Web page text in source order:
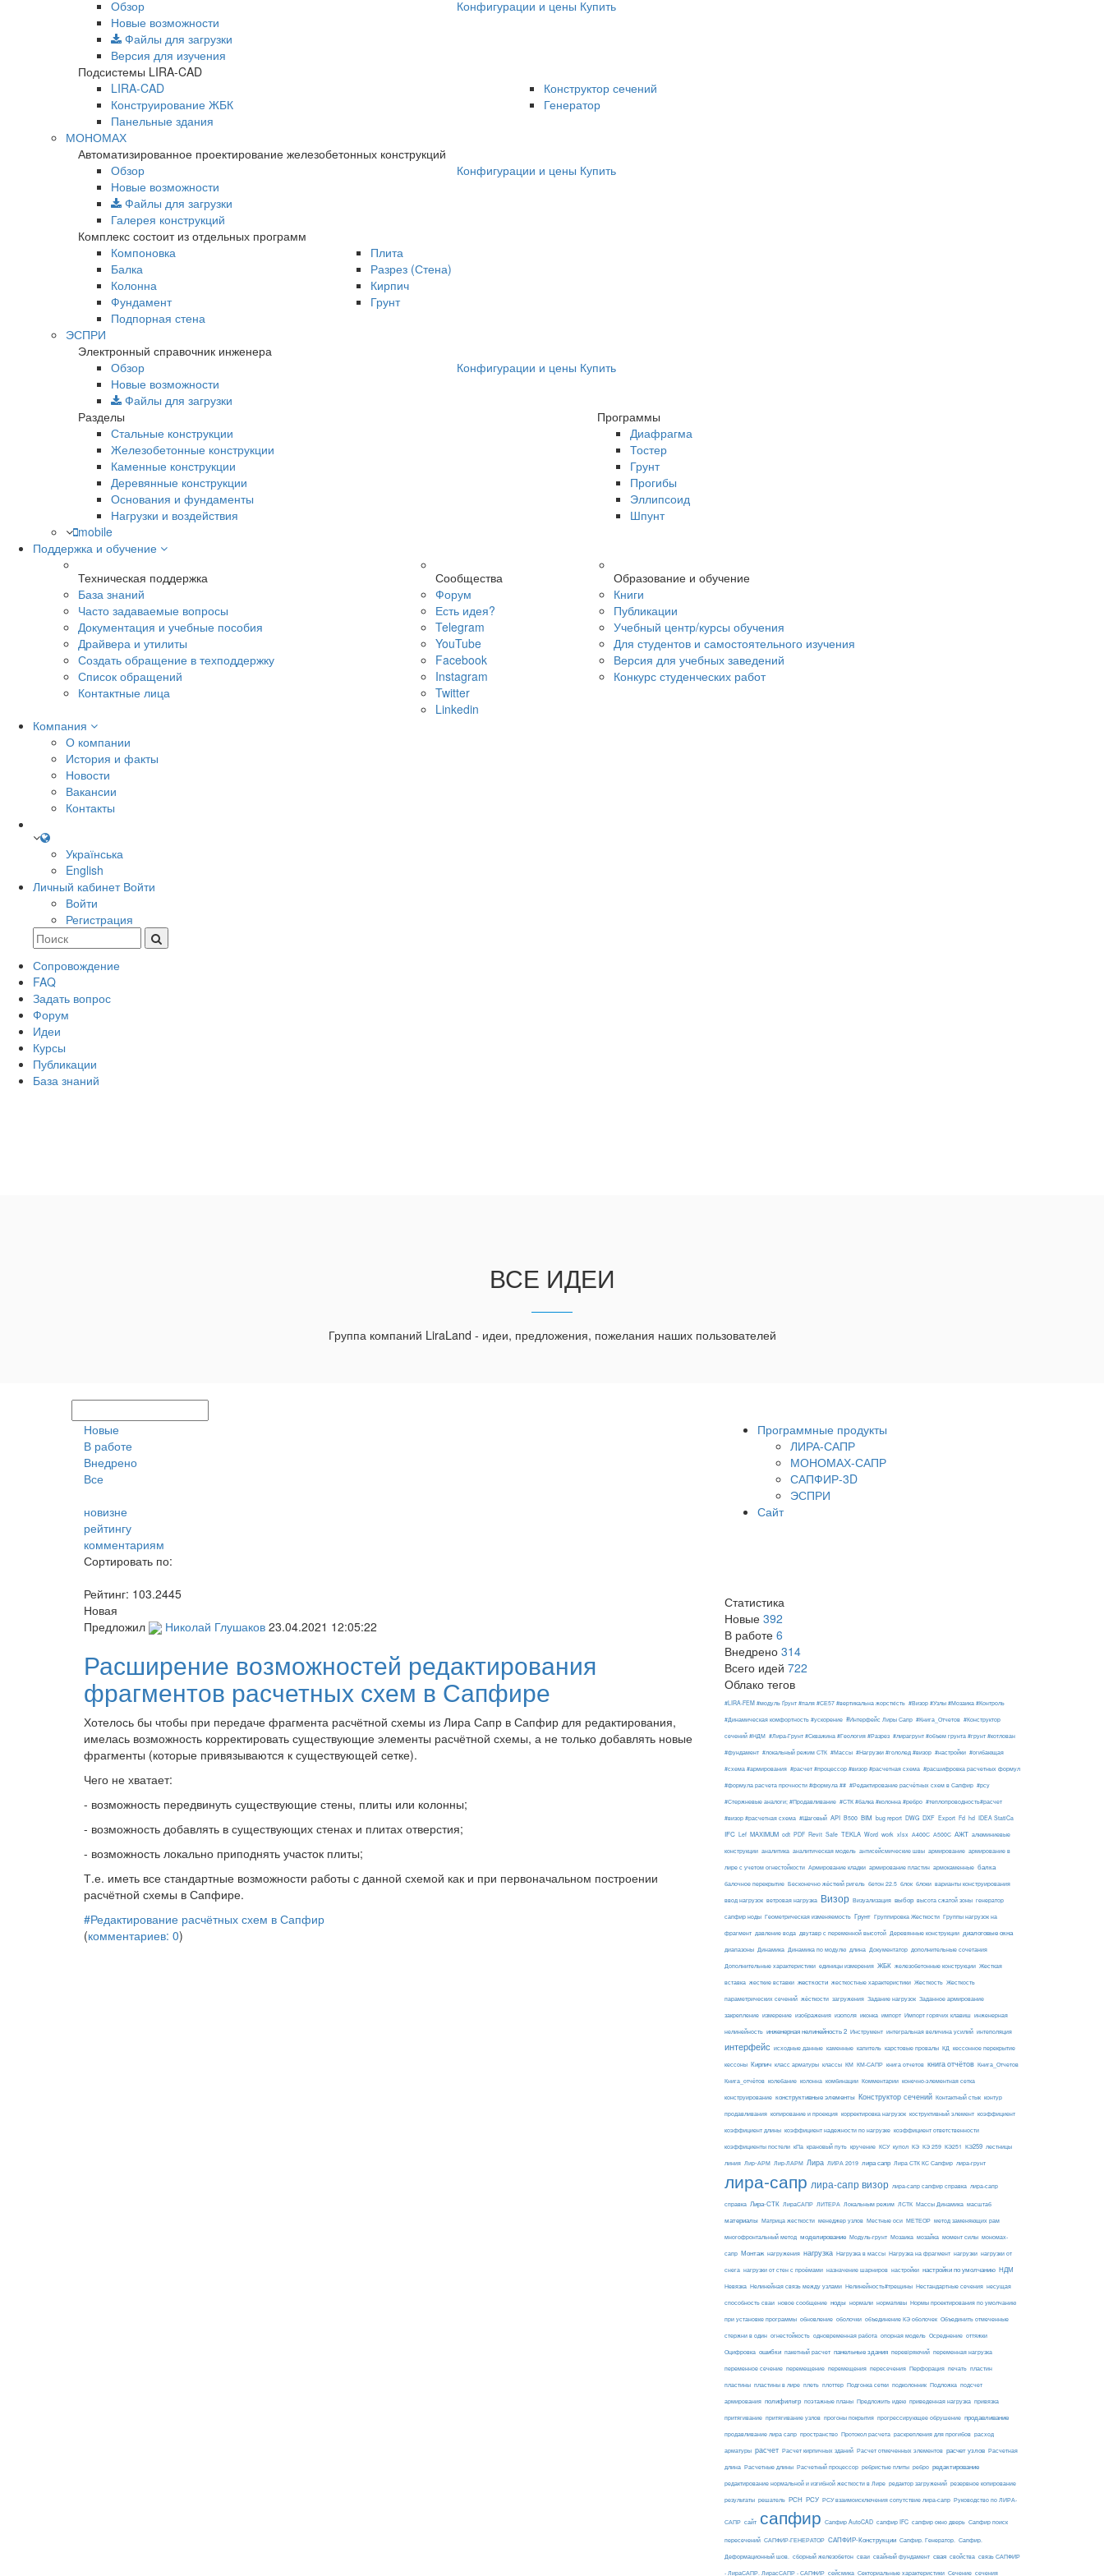
Обзор
Новые возможности
Файлы для загрузки
Версия для изучения
Конфигурации и цены Купить
Подсистемы LIRA-CAD
LIRA-CAD
Конструирование ЖБК
Панельные здания
Конструктор сечений
Генератор
МОНОМАХ
Автоматизированное проектирование железобетонных конструкций
Обзор
Новые возможности
Файлы для загрузки
Галерея конструкций
Конфигурации и цены Купить
Комплекс состоит из отдельных программ
Компоновка
Балка
Колонна
Фундамент
Подпорная стена
Плита
Разрез (Стена)
Кирпич
Грунт
ЭСПРИ
Электронный справочник инженера
Обзор
Новые возможности
Файлы для загрузки
Конфигурации и цены Купить
Разделы
Программы
Стальные конструкции
Железобетонные конструкции
Каменные конструкции
Деревянные конструкции
Основания и фундаменты
Нагрузки и воздействия
Диафрагма
Тостер
Грунт
Прогибы
Эллипсоид
Шпунт
mobile
Поддержка и обучение
Техническая поддержка
База знаний
Часто задаваемые вопросы
Документация и учебные пособия
Драйвера и утилиты
Создать обращение в техподдержку
Список обращений
Контактные лица
Сообщества
Форум
Есть идея?
Telegram
YouTube
Facebook
Instagram
Twitter
Linkedin
Образование и обучение
Книги
Публикации
Учебный центр/курсы обучения
Для студентов и самостоятельного изучения
Версия для учебных заведений
Конкурс студенческих работ
Компания
О компании
История и факты
Новости
Вакансии
Контакты
Українська
English
Личный кабинет Войти
Войти
Регистрация
Сопровождение
FAQ
Задать вопрос
Форум
Идеи
Курсы
Публикации
База знаний
ВСЕ ИДЕИ
Группа компаний LiraLand - идеи, предложения, пожелания наших пользователей
Новые
В работе
Внедрено
Все
новизне
рейтингу
комментариям
Сортировать по:
Рейтинг: 103.2445
Новая
Предложил
Николай Глушаков 23.04.2021 12:05:22
Расширение возможностей редактирования
фрагментов расчетных схем в Сапфире
Хотелось бы чтобы при передаче фрагмента расчётной схемы из Лира Сапр в Сапфир для редактирования,
имелась возможность корректировать существующие элементы расчётной схемы, а не только добавлять новые
фрагменты (которые привязываются к существующей сетке).
Чего не хватает:
- возможность передвинуть существующие стены, плиты или колонны;
- возможность добавлять в существующих стенах и плитах отверстия;
- возможность локально приподнять участок плиты;
Т.е. иметь все стандартные возможности работы с данной схемой как и при первоначальном построении
расчётной схемы в Сапфире.
#Редактирование расчётных схем в Сапфир
(комментариев: 0)
Программные продукты
ЛИРА-САПР
МОНОМАХ-САПР
САПФИР-3D
ЭСПРИ
Сайт
Статистика
Новые 392
В работе 6
Внедрено 314
Всего идей 722
Облако тегов
#LIRA-FEM #модуль Ґрунт #паля #СЕ57 #вертикальна жорсткість #Визор #Узлы #Мозаика #Контроль
#Динамическая комфортность #ускорение #Интерфейс Лиры Сапр #Книга_Отчетов #Конструктор
сечений #НДМ #Лира-Грунт #Скважина #Геология #Разрез #лирагрунт #объем грунта #грунт #котлован
#фундамент #локальный режим СТК #Массы #Нагрузки #гололед #визор #настройки #огибающая
#схема #армирования #расчет #процессор #визор #расчетная схема #расшифровка расчетных формул
#формула расчета прочности #формула ## #Редактирование расчётных схем в Сапфир #рсу
#Стержневые аналоги; #Продавливание #СТК #балка #колонна #ребро #теплопроводность#расчет
#визор #расчетная схема #Шаговый API B500 BIM bug report DWG DXF Export Fd hd IDEA StatiCa
IFC Lef MAXIMUM odt PDF Revit Safe TEKLA Word work xlsx А400С А500С АЖТ алюминиевые
конструкции аналитика аналитическая модель антисейсмические швы армирование армирование в
лире с учетом огнестойкости Армирование кладки армирование пластин армокаменные балка
балочное перекрытие Бесконечно жёсткий ригель бетон 22.5 блок блоки варианты конструирования
ввод нагрузок ветровая нагрузка Визор Визуализация выбор высота сжатой зоны генератор
сапфир ноды Геометрическая изменяемость Грунт Группировка Жесткости Группы нагрузок на
фрагмент давление вода двутавр с переменной высотой Деревянные конструкции диалоговые окна
диапазоны Динамика Динамика по модулю длина Документатор дополнительные сочетания
Дополнительные характеристики единицы измерения ЖБК железобетонные конструкции Жесткая
вставка жесткие вставки жесткости жесткостные характеристики Жесткость Жесткость
параметрических сечений жёсткости загружения Задание нагрузок Заданное армирование
закрепление измерение изображения изополя иконка импорт Импорт горячих клавиш инженерная
нелинейность инженерная нелинейность 2 Инструмент интегральная величина усилий интеполяция
интерфейс исходные данные каменные капитель карстовые провалы КД кессонное перекрытие
кессоны Кирпич класс арматуры классы КМ КМ-САПР книга отчетов книга отчётов Книга_Отчетов
Книга_отчётов колебание колонна комбинации Комментарии конечно-элементная сетка
конструирование конструктивные элементы Конструктор сечений Контактный стык контур
продавливания копирование и проекция корректировка нагрузок коструктивный элемент коэффициент
коэффициент длины коэффициент надежности по нагрузке коэффициент ответственности
коэффициенты постели кПа крановый путь кручение КСУ купол КЭ КЭ 259 КЭ251 КЭ259 лестницы
линия Лир-АРМ Лир-ЛАРМ Лира ЛИРА 2019 лира сапр Лира СТК КС Сапфир лира-грунт
лира-сапр лира-сапр визор лира-сапр сапфир справка лира-сапр
справка Лира-СТК ЛираСАПР ЛИТЕРА Локальным режим ЛСТК Массы Динамика масштаб
материалы Матрица жесткости менеджер узлов Местные оси МЕТЕОР метод заменяющих рам
многофронтальный метод моделирование Модуль-грунт Мозаика мозайка момент силы мономах-
сапр Монтаж нагружения нагрузка Нагрузка в массы Нагрузка на фрагмент нагрузки нагрузки от
снега нагрузки от стен с проёмами назначение шарниров настройки настройки по умолчанию НДМ
Невязка Нелинейная связь между узлами Нелинейность#трещины Нестандартные сечения несущая
способность сваи новое сообщение ноды нормали нормативы Нормы проектирования по умолчанию
при установке программы обновление оболочки объединение КЭ оболочек Объединить отмеченные
стержни в один огнестойкость одновременная работа опорная модель Осреднение оттяжки
Оцифровка ошибки пакетный расчет панельные здания перевіряючий переменная нагрузка
переменное сечение перемещение перемещения пересечения Перфорация печать пластин
пластины пластины в лире плеть плоттер Подгонка сетки подколонник Подложка подсчет
армирования полифильтр поэтажные планы Предложить идею приведенная нагрузка привязка
притягивание притягивание узлов прогоны покрытия прогрессирующее обрушение продавливание
продавливание лира сапр пространство Протокол расчета раскрепления для прогибов расход
арматуры расчет Расчет кирпичных зданий Расчет отмеченных элементов расчет узлов Расчетная
длина Расчетные длины Расчетный процессор ребристые плиты ребро редактирование
редактирование нормальной и изгибной жесткости в Лире редактор загружений резервное копирование
результаты решатель РСН РСУ РСУ взаимоисключения сопутствие лира-сапр Руководство по ЛИРА-
САПР сайт сапфир Сапфир AutoCAD сапфир IFC сапфир окно дверь Сапфир поиск
пересечений САПФИР-ГЕНЕРАТОР САПФИР-Конструкции Сапфир. Генератор. Сапфир.
Деформационный шов. сборный железобетон сваи свайный фундамент свая свойства связь САПФИР
- ЛираСАПР. ЛирасСАПР - САПФИР сейсмика Секториальные характеристики Сечение сечения